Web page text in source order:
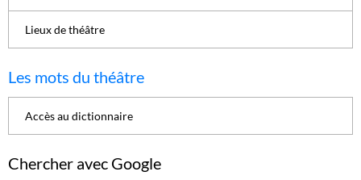
Lieux de théâtre
Les mots du théâtre
Accès au dictionnaire
Chercher avec Google